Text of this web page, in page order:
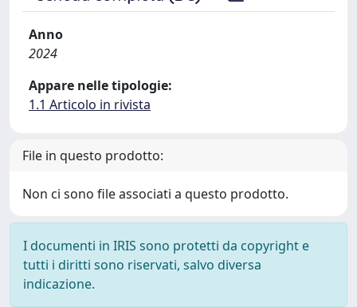
Anno
2024
Appare nelle tipologie:
1.1 Articolo in rivista
File in questo prodotto:
Non ci sono file associati a questo prodotto.
I documenti in IRIS sono protetti da copyright e
tutti i diritti sono riservati, salvo diversa
indicazione.